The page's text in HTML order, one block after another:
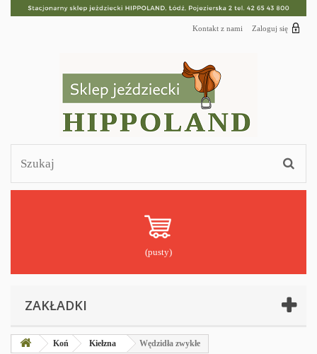
Zaloguj się
Kontakt z nami
(pusty)
ZAKŁADKI
Koń Kiełzna Wędzidła zwykłe